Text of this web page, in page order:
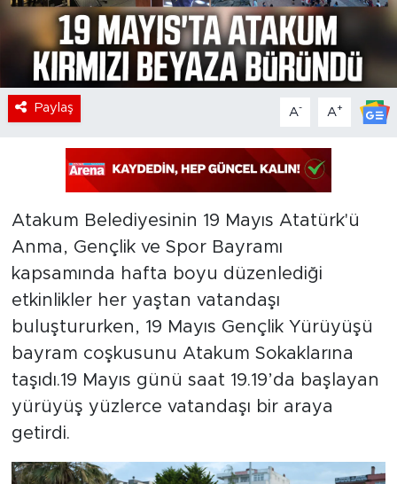
Paylaş A- A+
Atakum Belediyesinin 19 Mayıs Atatürk'ü
Anma, Gençlik ve Spor Bayramı
kapsamında hafta boyu düzenlediği
etkinlikler her yaştan vatandaşı
buluştururken, 19 Mayıs Gençlik Yürüyüşü
bayram coşkusunu Atakum Sokaklarına
taşıdı.19 Mayıs günü saat 19.19’da başlayan
yürüyüş yüzlerce vatandaşı bir araya
getirdi.